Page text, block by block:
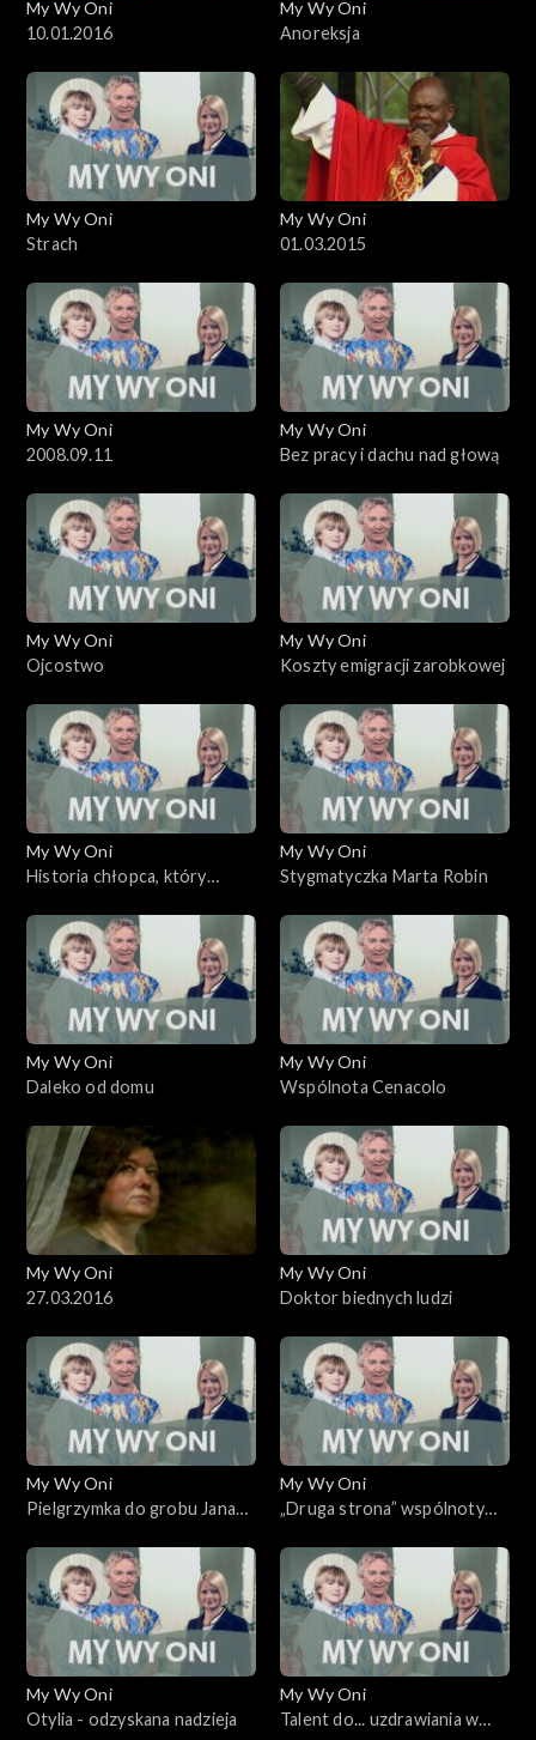
My Wy Oni
10.01.2016
My Wy Oni
Anoreksja
My Wy Oni
Strach
My Wy Oni
01.03.2015
My Wy Oni
2008.09.11
My Wy Oni
Bez pracy i dachu nad głową
My Wy Oni
Ojcostwo
My Wy Oni
Koszty emigracji zarobkowej
My Wy Oni
Historia chłopca, który
My Wy Oni
Stygmatyczka Marta Robin
My Wy Oni
Daleko od domu
My Wy Oni
Wspólnota Cenacolo
My Wy Oni
27.03.2016
My Wy Oni
Doktor biednych ludzi
My Wy Oni
Pielgrzymka do grobu Jana
My Wy Oni
„Druga strona” wspólnoty
My Wy Oni
Otylia - odzyskana nadzieja
My Wy Oni
Talent do... uzdrawiania w